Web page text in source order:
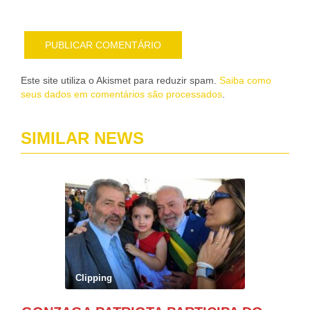
Este site utiliza o Akismet para reduzir spam. Saiba como
seus dados em comentários são processados.
SIMILAR NEWS
Clipping